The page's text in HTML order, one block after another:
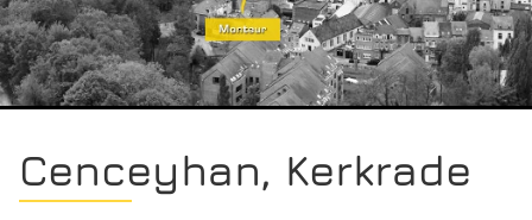
Cenceyhan, Kerkrade